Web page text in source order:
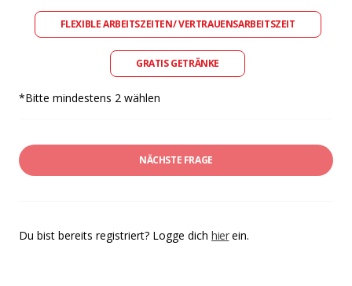
FLEXIBLE ARBEITSZEITEN/ VERTRAUENSARBEITSZEIT
GRATIS GETRÄNKE
*Bitte mindestens 2 wählen
NÄCHSTE FRAGE
Du bist bereits registriert? Logge dich hierein.